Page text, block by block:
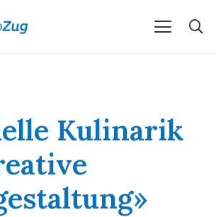
Kulinarik